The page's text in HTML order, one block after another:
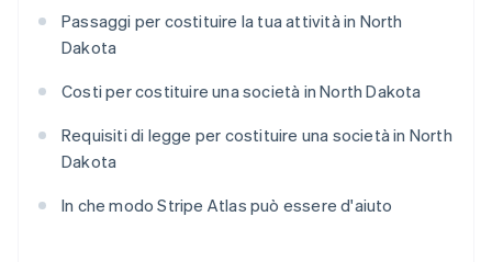
Passaggi per costituire la tua attività in North
Dakota
Costi per costituire una società in North Dakota
Requisiti di legge per costituire una società in North
Dakota
In che modo Stripe Atlas può essere d'aiuto